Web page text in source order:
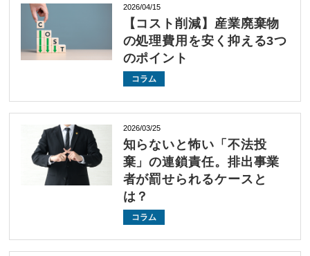
2026/04/15
【コスト削減】産業廃棄物
の処理費用を安く抑える3つ
のポイント
コラム
2026/03/25
知らないと怖い「不法投
棄」の連鎖責任。排出事業
者が罰せられるケースと
は？
コラム